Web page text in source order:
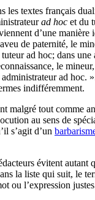
les textes français
ad hoc et du
d’une manière
de paternité, le
tuteurad hoc; dans une
le
administrateurad hoc.
indifféremment.
malgré tout comme
au sens de
s’agit d’un
évitent autant
la liste qui suit, le
ou l’expression